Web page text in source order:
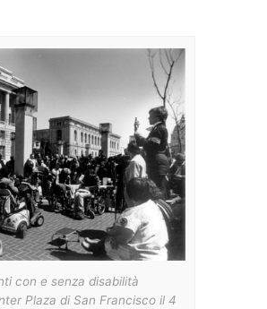
con e senza disabilità
Plaza di San Francisco il 4